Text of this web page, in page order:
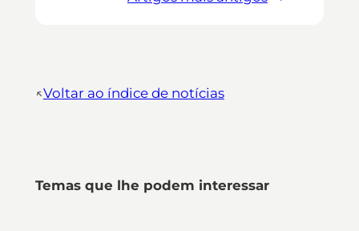
↖︎Voltar ao índice de notícias
Temas que lhe podem interessar